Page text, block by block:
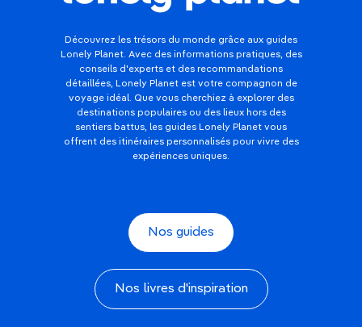
Découvrez les trésors du monde grâce aux guides
Lonely Planet. Avec des informations pratiques, des
conseils d'experts et des recommandations
détaillées, Lonely Planet est votre compagnon de
voyage idéal. Que vous cherchiez à explorer des
destinations populaires ou des lieux hors des
sentiers battus, les guides Lonely Planet vous
offrent des itinéraires personnalisés pour vivre des
expériences uniques.
Nos guides
Nos livres d'inspiration